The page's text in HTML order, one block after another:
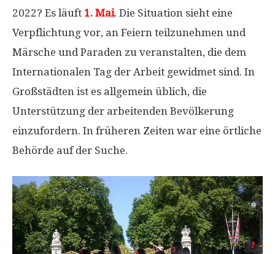
2022? Es läuft 1. Mai. Die Situation sieht eine
Verpflichtung vor, an Feiern teilzunehmen und
Märsche und Paraden zu veranstalten, die dem
Internationalen Tag der Arbeit gewidmet sind. In
Großstädten ist es allgemein üblich, die
Unterstützung der arbeitenden Bevölkerung
einzufordern. In früheren Zeiten war eine örtliche
Behörde auf der Suche.